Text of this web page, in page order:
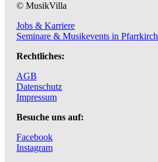
© MusikVilla
Jobs & Karriere
Seminare & Musikevents in
Rechtliches:
AGB
Datenschutz
Impressum
Besuche uns auf:
Facebook
Instagram